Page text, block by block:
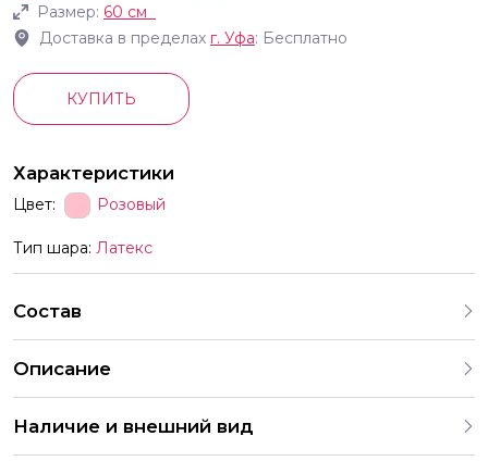
Размер: 60 см
Доставка в пределах г. Уфа: Бесплатно
КУПИТЬ
Характеристики
Цвет: Розовый
Тип шара: Латекс
Состав
Описание
Наличие и внешний вид